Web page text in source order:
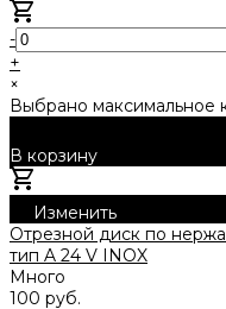
-
+
×
Выбрано максимальное
В корзину
Изменить
Отрезной диск по
тип A 24 V INOX
Много
100 руб.